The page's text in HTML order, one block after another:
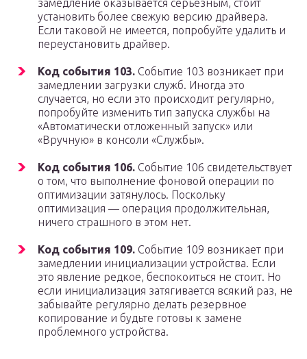
замедление оказывается серьезным, стоит
установить более свежую версию драйвера.
Если таковой не имеется, попробуйте удалить и
переустановить драйвер.
Код события 103. Событие 103 возникает при
замедлении загрузки служб. Иногда это
случается, но если это происходит регулярно,
попробуйте изменить тип запуска службы на
«Автоматически отложенный запуск» или
«Вручную» в консоли «Службы».
Код события 106. Событие 106 свидетельствует
о том, что выполнение фоновой операции по
оптимизации затянулось. Поскольку
оптимизация — операция продолжительная,
ничего страшного в этом нет.
Код события 109. Событие 109 возникает при
замедлении инициализации устройства. Если
это явление редкое, беспокоиться не стоит. Но
если инициализация затягивается всякий раз, не
забывайте регулярно делать резервное
копирование и будьте готовы к замене
проблемного устройства.